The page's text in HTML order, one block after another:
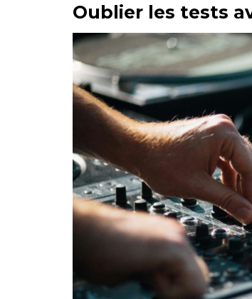
Oublier les tests